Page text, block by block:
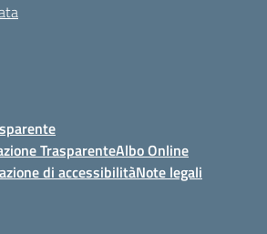
TrasparenteAlbo Online
di accessibilitàNote legali